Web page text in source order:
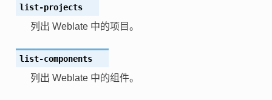
list-projects
列出 Weblate 中的项目。
list-components
列出 Weblate 中的组件。